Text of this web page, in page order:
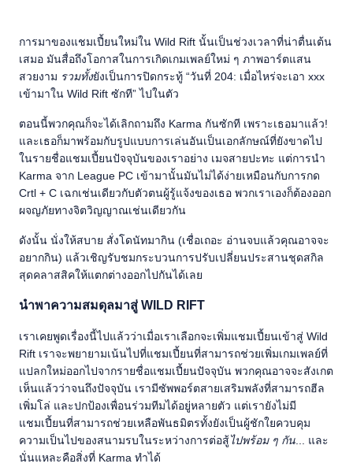
การมาของแชมเปี้ยนใหม่ใน Wild Rift นั้นเป็นช่วงเวลาที่น่าตื่นเต้น
เสมอ มันสื่อถึงโอกาสในการเกิดเกมเพลย์ใหม่ ๆ ภาพอาร์ตแสน
สวยงาม รวมทั้งยังเป็นการปิดกระทู้ “วันที่ 204: เมื่อไหร่จะเอา xxx
เข้ามาใน Wild Rift ซักที” ไปในตัว
ตอนนี้พวกคุณก็จะได้เลิกถามถึง Karma กันซักที เพราะเธอมาแล้ว!
และเธอก็มาพร้อมกับรูปแบบการเล่นอันเป็นเอกลักษณ์ที่ยังขาดไป
ในรายชื่อแชมเปี้ยนปัจจุบันของเราอย่าง เมจสายปะทะ แต่การนำ
Karma จาก League PC เข้ามานั้นมันไม่ได้ง่ายเหมือนกับการกด
Crtl + C เฉกเช่นเดียวกับตัวตนผู้รู้แจ้งของเธอ พวกเราเองก็ต้องออก
ผจญภัยทางจิตวิญญาณเช่นเดียวกัน
ดังนั้น นั่งให้สบาย สั่งโดนัทมากิน (เชื่อเถอะ อ่านจบแล้วคุณอาจจะ
อยากกิน) แล้วเชิญรับชมกระบวนการปรับเปลี่ยนประสานชุดสกิล
สุดคลาสสิคให้แตกต่างออกไปกันได้เลย
นำพาความสมดุลมาสู่ WILD RIFT
เราเคยพูดเรื่องนี้ไปแล้วว่าเมื่อเราเลือกจะเพิ่มแชมเปี้ยนเข้าสู่ Wild
Rift เราจะพยายามเน้นไปที่แชมเปี้ยนที่สามารถช่วยเพิ่มเกมเพลย์ที่
แปลกใหม่ออกไปจากรายชื่อแชมเปี้ยนปัจจุบัน พวกคุณอาจจะสังเกต
เห็นแล้วว่าจนถึงปัจจุบัน เรามีซัพพอร์ตสายเสริมพลังที่สามารถฮีล
เพิ่มโล่ และปกป้องเพื่อนร่วมทีมได้อยู่หลายตัว แต่เรายังไม่มี
แชมเปี้ยนที่สามารถช่วยเหลือพันธมิตรทั้งยังเป็นผู้ชักใยควบคุม
ความเป็นไปของสนามรบในระหว่างการต่อสู้ไปพร้อม ๆ กัน ... และ
นั่นแหละคือสิ่งที่ Karma ทำได้